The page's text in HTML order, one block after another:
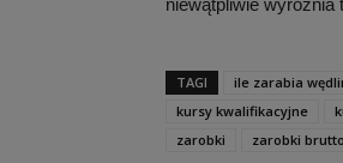
niewątpliwie wyróżnia
TAGI ile zarabia
kursy kwalifikacyjne
zarobki
zarobki brutto